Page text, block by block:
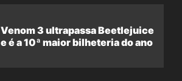
Venom 3 ultrapassa Beetlejuice
e é a 10ª maior bilheteria do ano